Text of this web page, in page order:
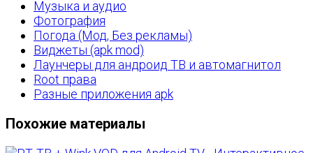
Музыка и аудио
Фотография
Погода (Мод, Без рекламы)
Виджеты (apk mod)
Лаунчеры для андроид ТВ и автомагнитол
Root права
Разные приложения apk
Похожие материалы